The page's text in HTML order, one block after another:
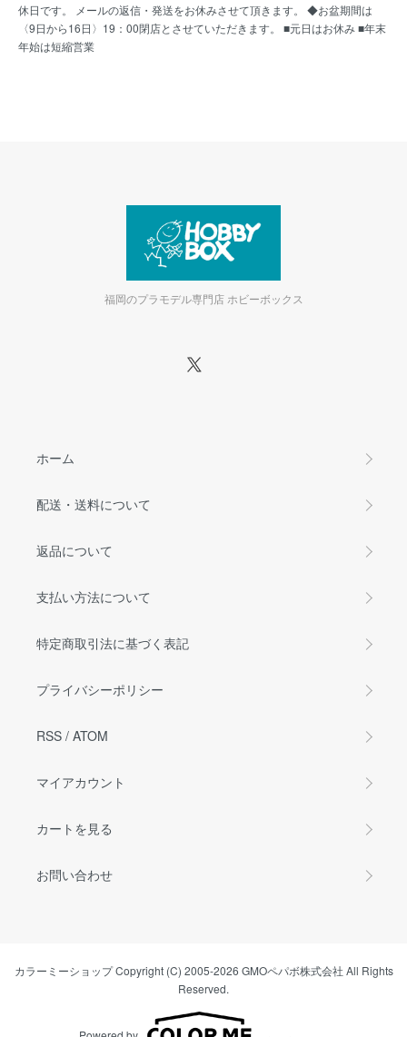
休日です。 メールの返信・発送をお休みさせて頂きます。 ◆お盆期間は
〈9日から16日〉19：00閉店とさせていただきます。 ■元日はお休み ■年末
年始は短縮営業
福岡のプラモデル専門店 ホビーボックス
ホーム
配送・送料について
返品について
支払い方法について
特定商取引法に基づく表記
プライバシーポリシー
RSS / ATOM
マイアカウント
カートを見る
お問い合わせ
カラーミーショップCopyright (C) 2005-2026 GMOペパボ株式会社 All Rights
Reserved.